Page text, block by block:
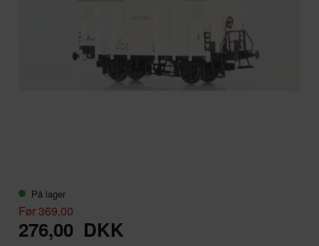
På lager
Før 369,00
276,00 DKK